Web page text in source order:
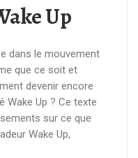
Up
dans le mouvement
que ce soit et
devenir encore
Wake Up ? Ce texte
sur ce que
Wake Up,